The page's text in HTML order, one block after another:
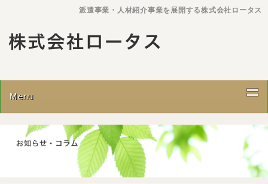
派遣事業・人材紹介事業を展開する株式会社ロータス
Menu
トップページ